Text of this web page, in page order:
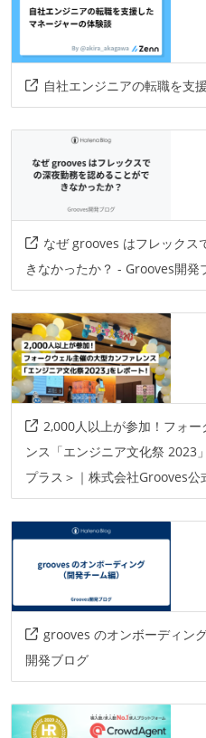
自社エンジニアの転職を支
なぜ grooves はフレックス
きなかったか？ - Grooves開発
2,000人以上が参加！フォ
ンス「エンジニア文化祭 2023
プラス＞｜株式会社Grooves公
grooves のオンボーディン
開発ブログ